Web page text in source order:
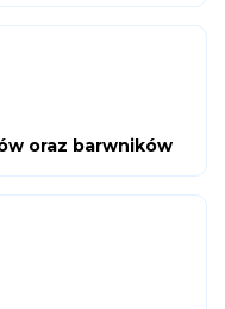
oraz barwników